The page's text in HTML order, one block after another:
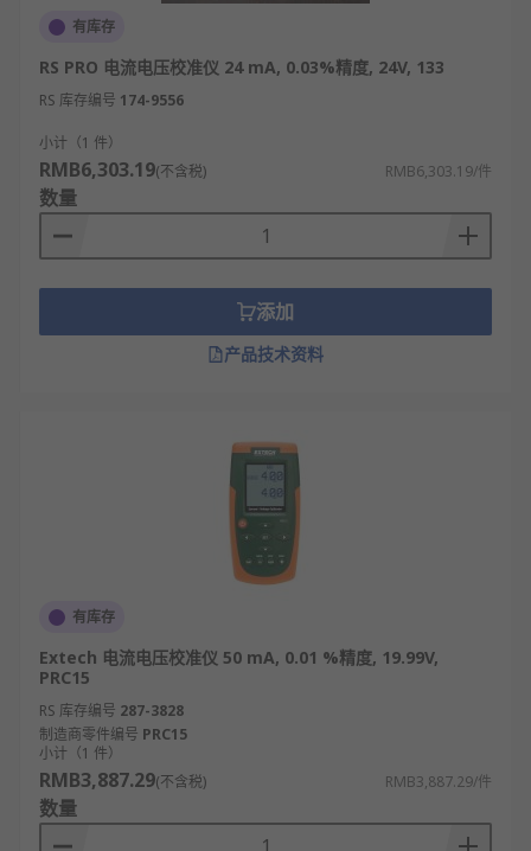
有库存
RS PRO 电流电压校准仪 24 mA, 0.03%精度, 24V, 133
RS 库存编号 174-9556
小计（1 件）
RMB6,303.19(不含税) RMB6,303.19/件
数量
添加
产品技术资料
有库存
Extech 电流电压校准仪 50 mA, 0.01 %精度, 19.99V,
PRC15
RS 库存编号 287-3828
制造商零件编号 PRC15
小计（1 件）
RMB3,887.29(不含税) RMB3,887.29/件
数量